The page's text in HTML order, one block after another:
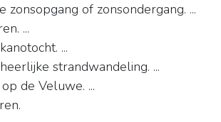
zonsopgang of zonsondergang. ...
...
...
strandwandeling. ...
de Veluwe. ...